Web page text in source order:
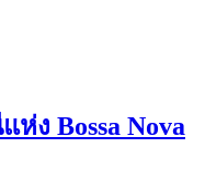
ง Bossa Nova